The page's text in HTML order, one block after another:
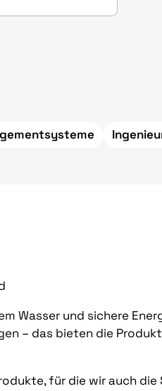
Wasser und sichere
– das bieten die
für die wir auch